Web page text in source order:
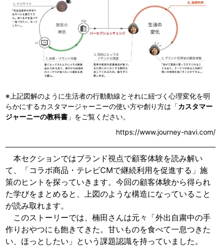
※上記図解のように生活者の行動動線とそれに紐づく心理変化を明
らかにするカスタマージャーニーの使い方や創り方は 「カスタマー
ジャーニーの教科書 」をご覧ください。
https://www.journey-navi.com/
本セクションではブランド視点で顧客体験を読み解い
て、「コラボ商品・テレビCMで継続利用を促進する」施
策のヒントを探っていきます。今回の顧客体験から得られ
た学びをまとめると、上図のような構造になっていること
が読み取れます。
このストーリーでは、楠田さんは元々「外出自粛中の手
作りおやつにも飽きてきた。甘いものを食べて一息つきた
い、ほっとしたい」という課題認識を持っていました。